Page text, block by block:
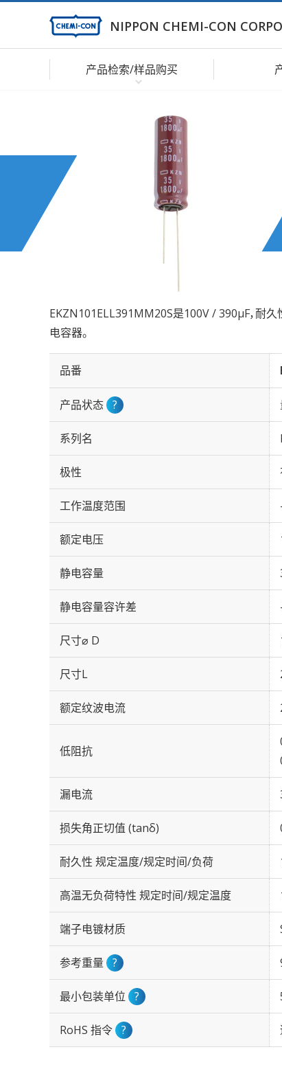
NIPPON CHEMI-CON
产品检索/样品购买
EKZN101ELL391MM20S是100V / 390µF，耐
电容器。
品番
产品状态 ?
系列名
极性
工作温度范围
额定电压
静电容量
静电容量容许差
尺寸⌀ D
尺寸L
额定纹波电流
低阻抗
漏电流
损失角正切值 (tanδ)
耐久性 规定温度/规定时间/负荷
高温无负荷特性 规定时间/规定温度
端子电镀材质
参考重量 ?
最小包装单位 ?
RoHS 指令 ?